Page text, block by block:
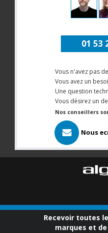
01 53
Vous n'avez pas
Vous avez un
Une question
Vous désirez un
Nos conseillers
Nous
Recevoir toutes
marques et